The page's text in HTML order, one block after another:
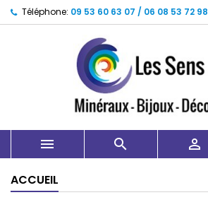
Téléphone: 09 53 60 63 07 / 06 08 53 72 98
  
ACCUEIL